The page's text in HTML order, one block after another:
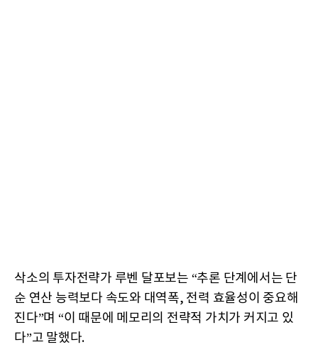
삭소의 투자전략가 루벤 달포보는 “추론 단계에서는 단
순 연산 능력보다 속도와 대역폭, 전력 효율성이 중요해
진다”며 “이 때문에 메모리의 전략적 가치가 커지고 있
다”고 말했다.